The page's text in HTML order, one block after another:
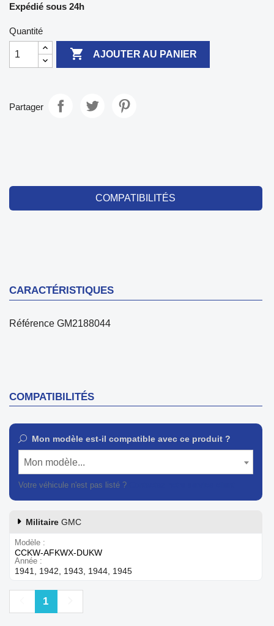
Expédié sous 24h
Quantité
 AJOUTER AU PANIER
Partager
COMPATIBILITÉS
CARACTÉRISTIQUES
Référence GM2188044
COMPATIBILITÉS
Mon modèle est-il compatible avec ce produit ?
Mon modèle...
Votre véhicule n'est pas listé ?
Militaire GMC
Modèle
CCKW-AFKWX-DUKW
Année
1941, 1942, 1943, 1944, 1945
Précédent
1